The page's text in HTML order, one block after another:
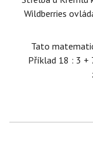
Wildberries
Tato
Příklad 18 : 3 +